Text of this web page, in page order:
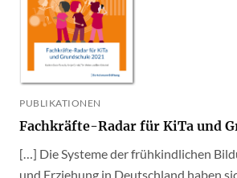
PUBLIKATIONEN
Fachkräfte-Radar für KiTa und
[…] Die Systeme der frühkindlichen
und Erziehung in Deutschland haben